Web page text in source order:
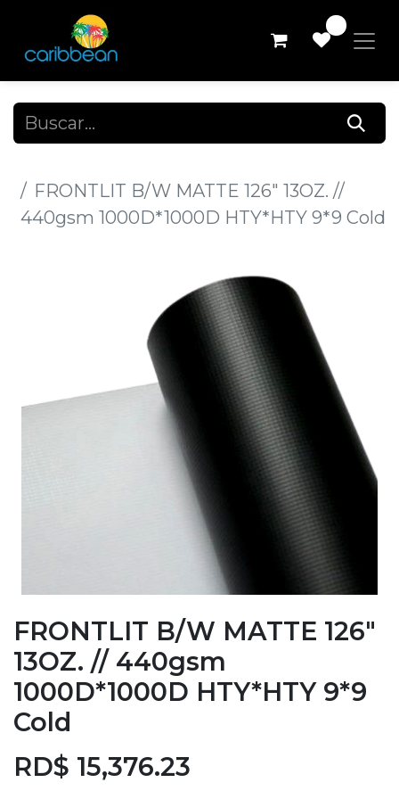
FRONTLIT B/W MATTE 126" 13OZ. //
440gsm 1000D*1000D HTY*HTY 9*9 Cold
FRONTLIT B/W MATTE 126"
13OZ. // 440gsm
1000D*1000D HTY*HTY 9*9
Cold
RD$ 15,376.23